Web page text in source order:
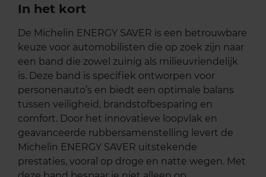
In het kort
De Michelin ENERGY SAVER is een betrouwbare
keuze voor automobilisten die op zoek zijn naar
een band die zowel zuinig als milieuvriendelijk
is. Deze band is specifiek ontworpen voor
personenauto’s en biedt een optimale balans
tussen veiligheid, brandstofbesparing en
comfort. Door het innovatieve loopvlak en
geavanceerde rubbersamenstelling levert de
Michelin ENERGY SAVER uitstekende
prestaties, vooral op droge en natte wegen. Met